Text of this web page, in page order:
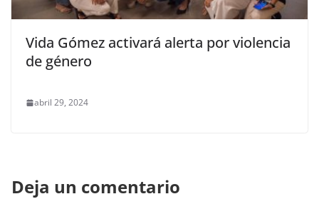
Vida Gómez activará alerta por violencia
de género
abril 29, 2024
Deja un comentario